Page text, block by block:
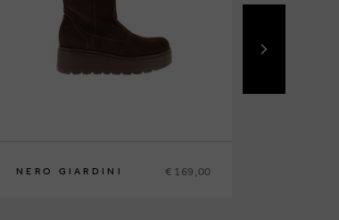
NERO GIARDINI € 169,00